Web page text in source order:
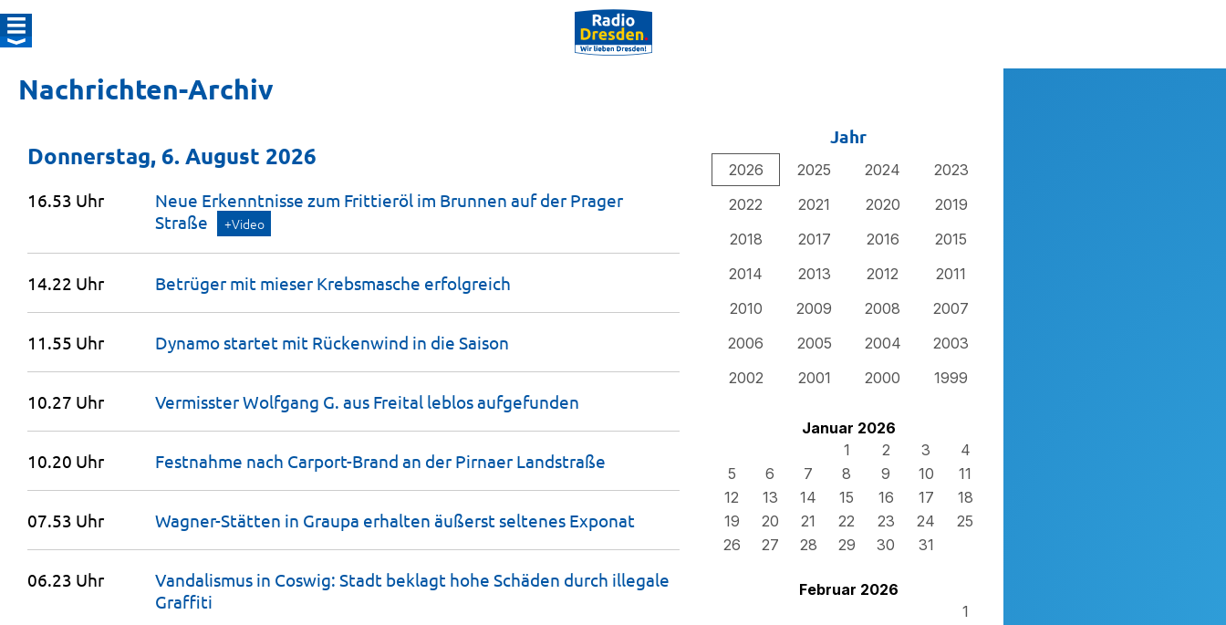
Nachrichten-Archiv
Jahr
2026 2025 2024
2023
2022
2021 2020
2019
2018
2017 2016
2015
2014
2013 2012
2011
2010
2009 2008
2007
2006
2005 2004
2003
2002
2001 2000 1999
Januar 2026
1
2 3
4
5
6 7 8 9 10
11
12
13 14 15 16 17
18
19
20 21 22 23 24
25
26
27 28 29 30 31
Februar 2026
1
Donnerstag, 6. August 2026
16.53 Uhr
Neue Erkenntnisse zum Frittieröl im Brunnen auf der Prager
Straße
+Video
14.22 Uhr Betrüger mit mieser Krebsmasche erfolgreich
11.55 Uhr Dynamo startet mit Rückenwind in die Saison
10.27 Uhr Vermisster Wolfgang G. aus Freital leblosaufgefunden
10.20 Uhr Festnahme nach Carport-Brand an der Pirnaer Landstraße
07.53 Uhr Wagner-Stätten in Graupa erhalten äußerst seltenes Exponat
06.23 Uhr
Vandalismus in Coswig: Stadt beklagt hohe Schäden durch illegale
Graffiti